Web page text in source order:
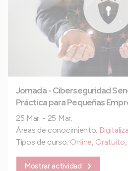
Jornada - Ciberseguridad
Práctica para Pequeñas
25 Mar. - 25 Mar.
Áreas de conocimiento:
Tipos de curso: Online, Gratuito
Mostrar actividad